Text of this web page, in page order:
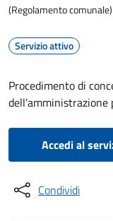
(Regolamento comunale)
Servizio attivo
Procedimento di
Accedi al
Condividi